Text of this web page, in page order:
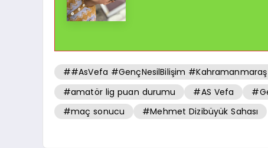
##AsVefa #GençNesilBilişim
#amatör lig puan durumu
#AS Vefa
#maç sonucu
#Mehmet Dizibüyük Sahası